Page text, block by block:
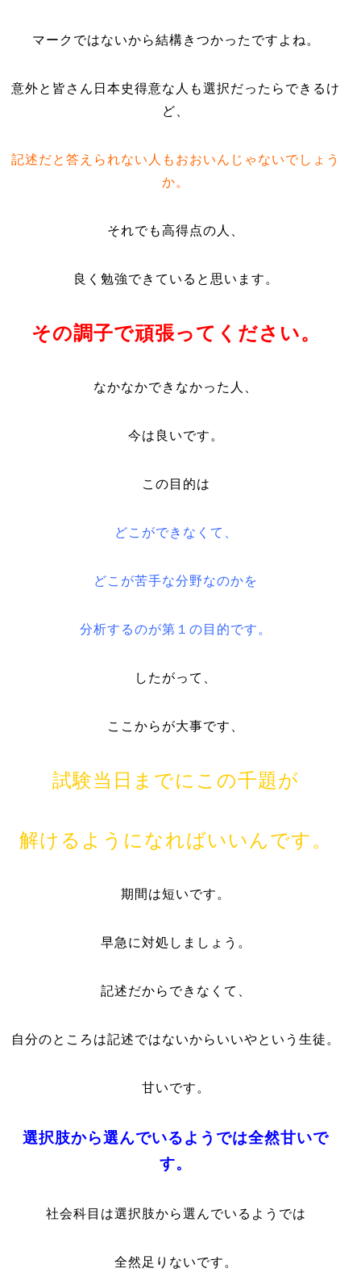
マークではないから結構きつかったですよね。
意外と皆さん日本史得意な人も選択だったらできるけ
ど、
記述だと答えられない人もおおいんじゃないでしょう
か。
それでも高得点の人、
良く勉強できていると思います。
その調子で頑張ってください。
なかなかできなかった人、
今は良いです。
この目的は
どこができなくて、
どこが苦手な分野なのかを
分析するのが第１の目的です。
したがって、
ここからが大事です、
試験当日までにこの千題が
解けるようになればいいんです。
期間は短いです。
早急に対処しましょう。
記述だからできなくて、
自分のところは記述ではないからいいやという生徒。
甘いです。
選択肢から選んでいるようでは全然甘いで
す。
社会科目は選択肢から選んでいるようでは
全然足りないです。